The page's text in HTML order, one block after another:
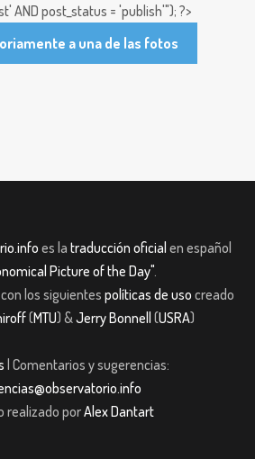
AND post_status = 'publish'"); ?>
a una de las fotos
es la traducción oficial en español
Picture of the Day".
los siguientes políticas de uso creado
(MTU) &Jerry Bonnell (USRA)
| Comentarios y sugerencias:
realizado porAlex Dantart